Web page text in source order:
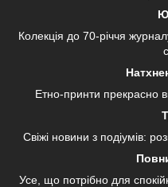
Колекція до 70-річчя
Етно-принти прекрасно
Свіжі новини з подіумів:
Усе, що потрібно для